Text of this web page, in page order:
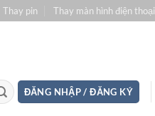
Thay pin Thay màn hình điện thoại
ĐĂNG NHẬP / ĐĂNG KÝ